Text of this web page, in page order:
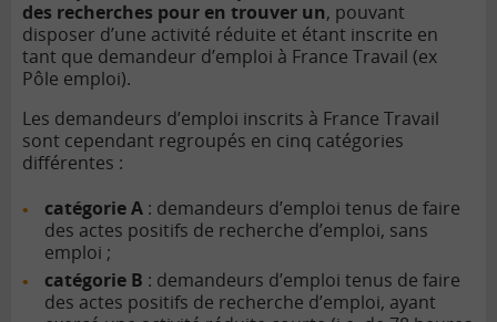
des recherches pour en trouver un, pouvant
disposer d’une activité réduite et étant inscrite en
tant que demandeur d’emploi à France Travail (ex
Pôle emploi).
Les demandeurs d’emploi inscrits à France Travail
sont cependant regroupés en cinq catégories
différentes :
catégorie A : demandeurs d’emploi tenus de faire
des actes positifs de recherche d’emploi, sans
emploi ;
catégorie B : demandeurs d’emploi tenus de faire
des actes positifs de recherche d’emploi, ayant